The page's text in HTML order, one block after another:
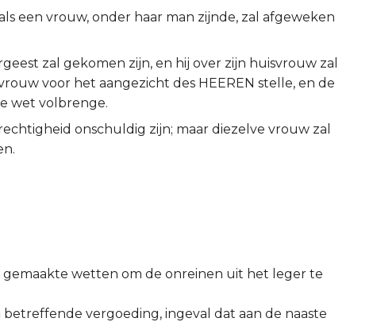
een vrouw, onder haar man zijnde, zal afgeweken
zal gekomen zijn, en hij over zijn huisvrouw zal
voor het aangezicht des HEEREN stelle, en de
wet volbrenge.
onschuldig zijn; maar diezelve vrouw zal
gemaakte wetten om de onreinen uit het leger te
vergoeding, ingeval dat aan de naaste